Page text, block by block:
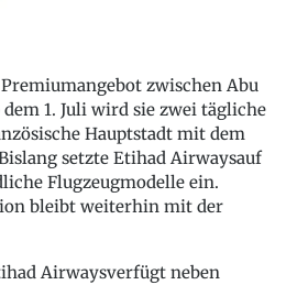
zwischen Abu
1. Juli wird sie zwei tägliche
Hauptstadt mit dem
setzte Etihad Airwaysauf
Flugzeugmodelle ein.
bleibt weiterhin mit der
Airwaysverfügt neben